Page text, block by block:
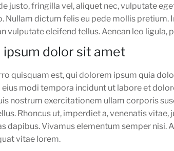
justo, fringilla vel, aliquet nec, vulputate
Nullam dictum felis eu pede mollis
vulputate eleifend tellus. Aenean leo
ipsum dolor sit amet
quisquam est, qui dolorem ipsum quia
eius modi tempora incidunt ut labore et
nostrum exercitationem ullam corporis
Rhoncus ut, imperdiet a, venenatis
dapibus. Vivamus elementum semper
vitae lorem.